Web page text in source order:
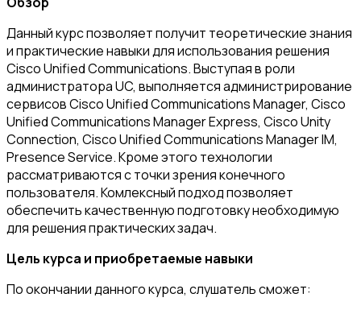
Данный курс позволяет получит теоретические знания
и практические навыки для использования решения
Cisco Unified Communications. Выступая в роли
администратора UC, выполняется администрирование
сервисов Cisco Unified Communications Manager, Cisco
Unified Communications Manager Express, Cisco Unity
Connection, Cisco Unified Communications Manager IM,
Presence Service. Кроме этого технологии
рассматриваются с точки зрения конечного
пользователя. Комлексный подход позволяет
обеспечить качественную подготовку необходимую
для решения практических задач.
Цель курса и приобретаемые навыки
По окончании данного курса, слушатель сможет: